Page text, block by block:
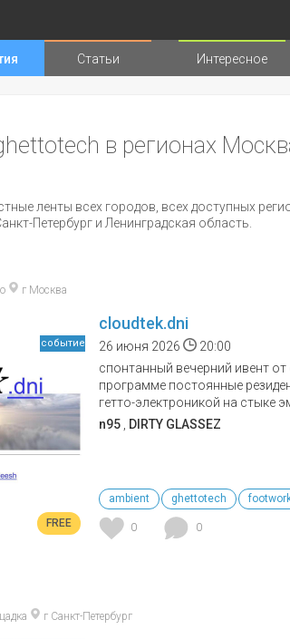
Типы страниц
Статьи Интересное
в регионах
ленты всех городов, всех доступных
Петербург и Ленинградская область.
г Москва
FREE
событие
cloudtek.dni
26 июня 2026
20:00
спонтанный вечерний ивент
программе постоянные
гетто-электроникой на стыке
n95
DIRTY GLASSEZ
ambient ghettotech
0 0
г Санкт-Петербург